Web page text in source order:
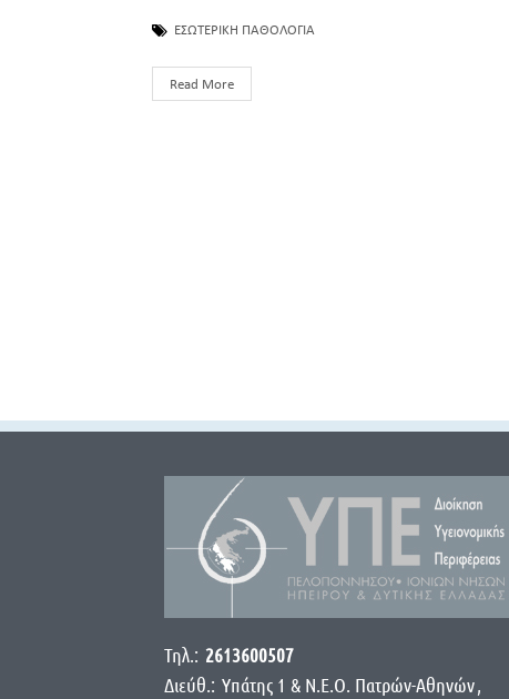
ΕΣΩΤΕΡΙΚΗ ΠΑΘΟΛΟΓΙΑ
Read More
Τηλ.: 2613600507
Διεύθ.: Yπάτης 1 & Ν.Ε.Ο. Πατρών-Αθηνών,